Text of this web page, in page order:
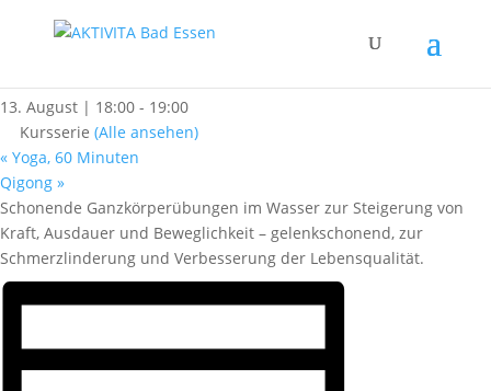
« Alle Kurse
13. August | 18:00 - 19:00
Kursserie (Alle ansehen)
« Yoga, 60 Minuten
Qigong »
Schonende Ganzkörperübungen im Wasser zur Steigerung von
Kraft, Ausdauer und Beweglichkeit – gelenkschonend, zur
Schmerzlinderung und Verbesserung der Lebensqualität.